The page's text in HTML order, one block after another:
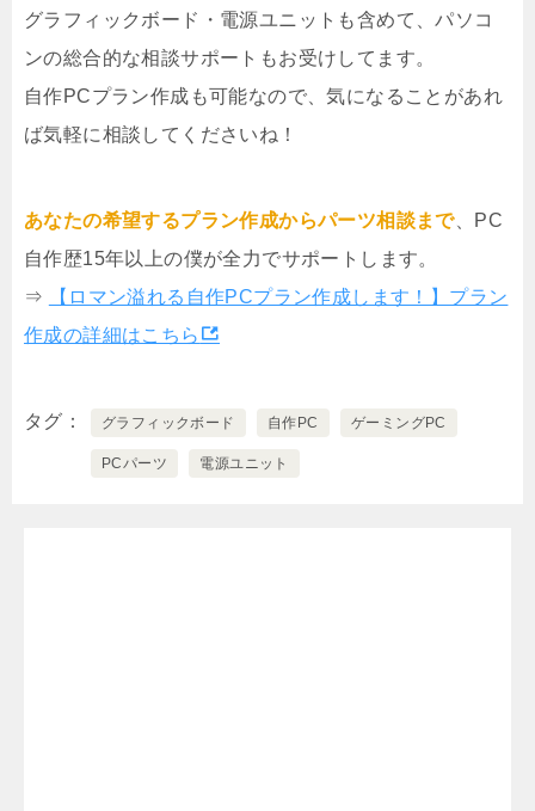
グラフィックボード・電源ユニットも含めて、パソコ
ンの総合的な相談サポートもお受けしてます。
自作PCプラン作成も可能なので、気になることがあれ
ば気軽に相談してくださいね！
あなたの希望するプラン作成からパーツ相談まで、PC
自作歴15年以上の僕が全力でサポートします。
⇒
【ロマン溢れる自作PCプラン作成します！】プラン
作成の詳細はこちら
タグ グラフィックボード 自作PC ゲーミングPC
PCパーツ 電源ユニット